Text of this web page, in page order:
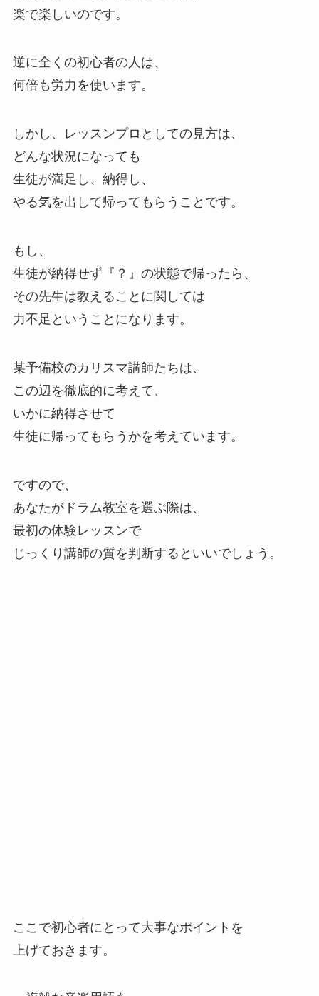
楽で楽しいのです。
逆に全くの初心者の人は、
何倍も労力を使います。
しかし、レッスンプロとしての見方は、
どんな状況になっても
生徒が満足し、納得し、
やる気を出して帰ってもらうことです。
もし、
生徒が納得せず『？』の状態で帰ったら、
その先生は教えることに関しては
力不足ということになります。
某予備校のカリスマ講師たちは、
この辺を徹底的に考えて、
いかに納得させて
生徒に帰ってもらうかを考えています。
ですので、
あなたがドラム教室を選ぶ際は、
最初の体験レッスンで
じっくり講師の質を判断するといいでしょう。
ここで初心者にとって大事なポイントを
上げておきます。